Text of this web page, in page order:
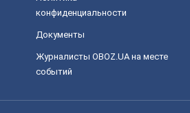
конфиденциальности
Документы
Журналисты OBOZ.UA на месте
событий